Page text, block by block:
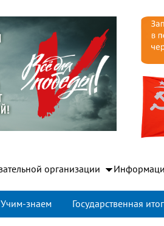
организации
Учим-знаем Государственная